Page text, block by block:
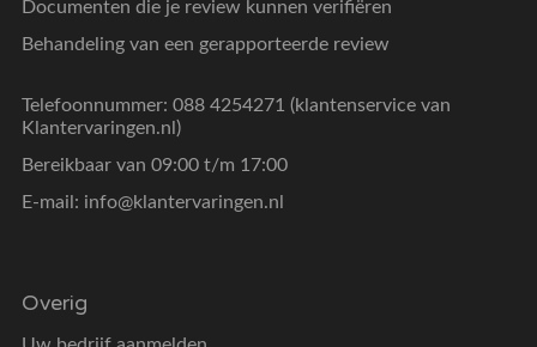
Documenten die je review kunnen verifiëren
Behandeling van een gerapporteerde review
Telefoonnummer: 088 4254271 (klantenservice van
Klantervaringen.nl)
Bereikbaar van 09:00 t/m 17:00
E-mail: info@klantervaringen.nl
Overig